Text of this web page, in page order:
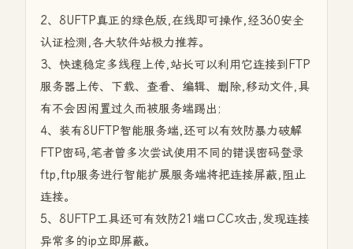
2、8UFTP真正的绿色版,在线即可操作,经360安全
认证检测,各大软件站极力推荐。
3、快速稳定多线程上传,站长可以利用它连接到FTP
服务器上传、下载、查看、编辑、删除,移动文件,具
有不会因闲置过久而被服务端踢出;
4、装有8UFTP智能服务端,还可以有效防暴力破解
FTP密码,笔者曾多次尝试使用不同的错误密码登录
ftp,ftp服务进行智能扩展服务端将把连接屏蔽,阻止
连接。
5、8UFTP工具还可有效防21端口CC攻击,发现连接
异常多的ip立即屏蔽。